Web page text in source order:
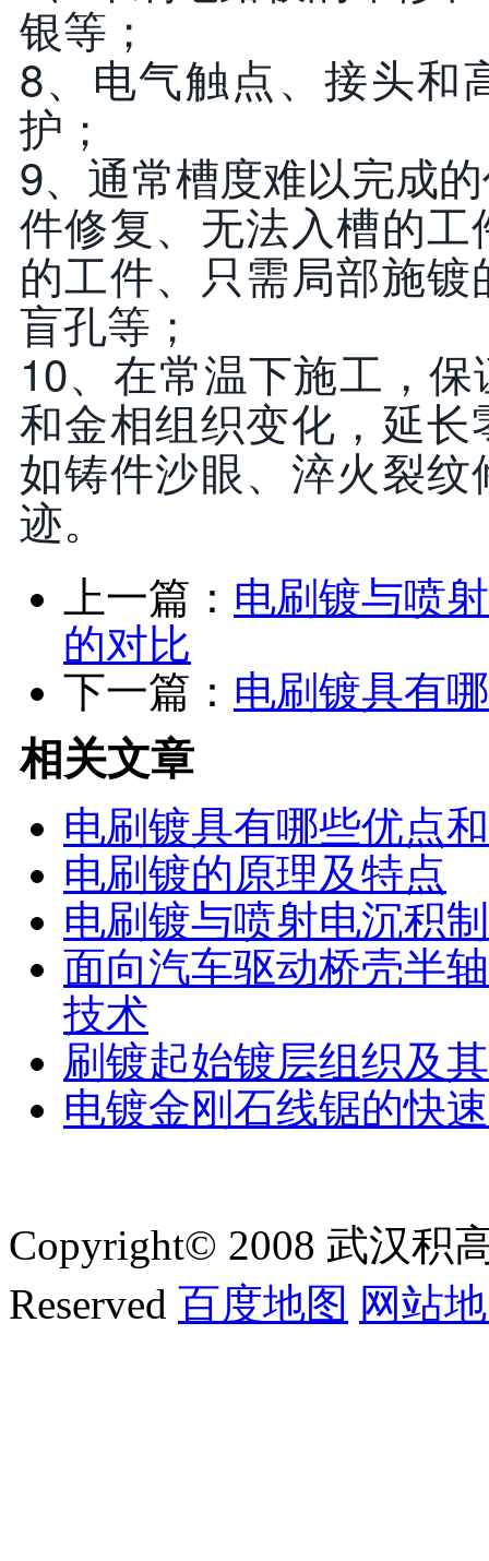
银等；
8、电气触点、接头和
护；
9、通常槽度难以完成
件修复、无法入槽的
的工件、只需局部施
盲孔等；
10、在常温下施工，
和金相组织变化，延
如铸件沙眼、淬火裂
迹。
上一篇： 电刷镀与喷
的对比
下一篇： 电刷镀具有
相关文章
电刷镀具有哪些优点
电刷镀的原理及特点
电刷镀与喷射电沉积
面向汽车驱动桥壳半
技术
刷镀起始镀层组织及
电镀金刚石线锯的快
Copyright© 2008 武汉积
Reserved 百度地图 网站